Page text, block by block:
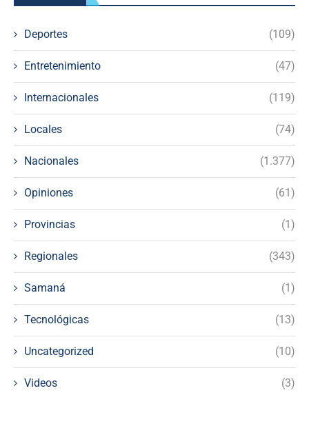
Deportes (109)
Entretenimiento (47)
Internacionales (119)
Locales (74)
Nacionales (1.377)
Opiniones (61)
Provincias (1)
Regionales (343)
Samaná (1)
Tecnológicas (13)
Uncategorized (10)
Videos (3)